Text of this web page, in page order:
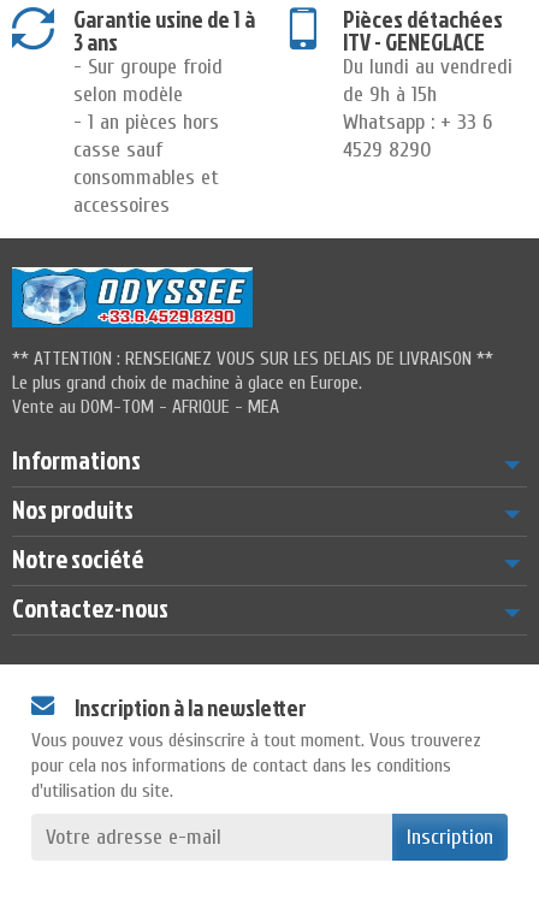
Garantie usine de 1 à
3 ans
- Sur groupe froid
selon modèle
- 1 an pièces hors
casse sauf
consommables et
accessoires
Pièces détachées
ITV - GENEGLACE
Du lundi au vendredi
de 9h à 15h
Whatsapp : + 33 6
4529 8290
** ATTENTION : RENSEIGNEZ VOUS SUR LES DELAIS DE LIVRAISON **
Le plus grand choix de machine à glace en Europe.
Vente au DOM-TOM - AFRIQUE - MEA
Informations
Nos produits
Notre société
Contactez-nous
Inscription à la newsletter
Vous pouvez vous désinscrire à tout moment. Vous trouverez
pour cela nos informations de contact dans les conditions
d'utilisation du site.
Inscription